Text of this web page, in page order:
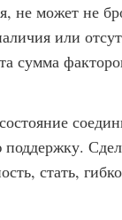
не может не
или
сумма
стать,